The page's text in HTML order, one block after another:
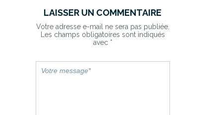
LAISSER UN COMMENTAIRE
Votre adresse e-mail ne sera pas publiée.
Les champs obligatoires sont indiqués
avec *